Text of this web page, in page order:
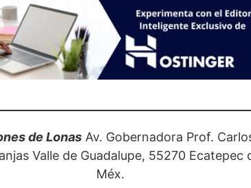
de LonasAv. Gobernadora Prof.
Valle de Guadalupe, 55270 Ecatepec
Méx.